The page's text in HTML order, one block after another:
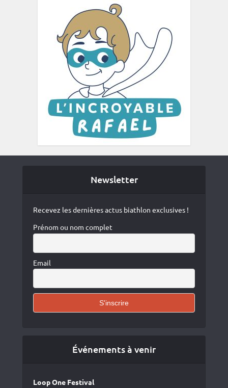
Newsletter
Recevez les dernières actus biathlon exclusives !
Prénom ou nom complet
Email
Événements à venir
Loop One Festival